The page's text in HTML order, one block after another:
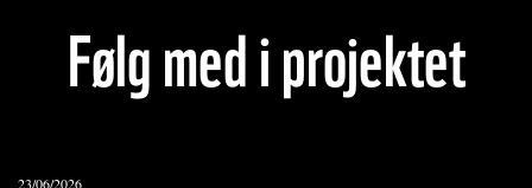
Følg med i projektet
23/06/2026